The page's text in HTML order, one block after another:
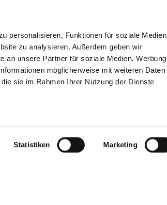
personalisieren, Funktionen für soziale Medien
zu analysieren. Außerdem geben wir
an unsere Partner für soziale Medien, Werbung
möglicherweise mit weiteren Daten
sie im Rahmen Ihrer Nutzung der Dienste
Statistiken Marketing
TIPS & HELP THE GHD